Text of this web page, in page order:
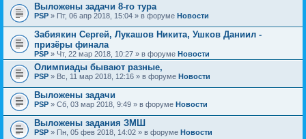
Выложены задачи 8-го тура
PSP » Пт, 06 апр 2018, 15:04 » в форуме Новости
Забиякин Сергей, Лукашов Никита, Ушков Даниил -
призёры финала
PSP » Чт, 22 мар 2018, 10:27 » в форуме Новости
Олимпиады бывают разные,
PSP » Вс, 11 мар 2018, 12:16 » в форуме Новости
Выложены задачи
PSP » Сб, 03 мар 2018, 9:49 » в форуме Новости
Выложены задания ЗМШ
PSP » Пн, 05 фев 2018, 14:02 » в форуме Новости